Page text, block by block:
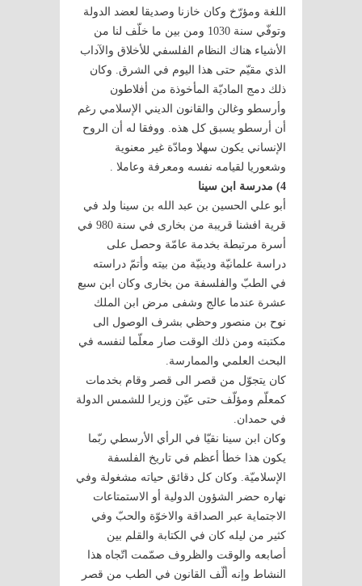
اللغة ومؤرّخ وكان خازنا وصديقا لعضد الدولة
وتوفّي سنة 1030 ومن بين ما خلّف لنا من
الأشياء هناك النظام الفلسفي للأخلاق والآداب
الذي مقيّم حتى هذا اليوم في الشرق. وكان
ذلك دمج الماديّة المأخوذة من أفلاطون
وأرسطو وغالن والقانون الديني الإسلامي رغم
أن أرسطو يسبق كل هذه. ووفقا له أن الروح
الإنساني يكون سهلا ومادّة غير معنوية
وشعوريا لقيامه نفسه ومعرفة وعاملا .
4) مدرسة ابن سينا
أبو علي الحسين بن عبد الله بن سينا ولد في
قرية افشنا قريبة من بخارى في سنة 980 في
أسرة مرتبطة بخدمة عامّة وحصل على
دراسة علمانيّة ودينيّة من بيته وأتمّ دراسته
في الطبّ والفلسفة من بخارى وكان ابن سبع
عشرة عندما عالج وشفى مرض ابن الملك
نوح بن منصور وحظي بشرف الوصول الى
مكتبته ومن ذلك الوقت صار معلّما لنفسه في
البحث العلمي والممارسة.
كان يتجوّل من قصر الى قصر وقام بخدمات
كمعلّم ومؤلّف حتى عيّن وزيرا للشمس الدولة
في حمدان.
وكان ابن سينا نقيّا في الرأي الأرسطي ربّما
يكون هذا خطأ أعظم في تاريخ الفلسفة
الإسلاميّة. وكان كل دقائق حياته مشغولة وفي
نهاره حضر الشؤون الدولية أو الاستمتاعات
الاجتماية عبر الصداقة والاخوّة والحبّ وفي
كثير من ليله كان في الكتابة والقلم بين
أصابعه والوقت والظروف صمّمت اتّجاه هذا
النشاط وإنه ألّف القانون في الطب من قصر